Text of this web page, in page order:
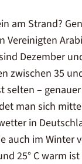
am Strand?
Vereinigten
Dezember
zwischen 35
selten –
man sich
in
auch im Winter
25° C warm